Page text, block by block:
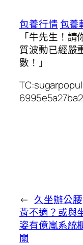
包養行情包養
「牛先生！請
質波動已經嚴
數！」
← 久坐辦公腰
背不適？或與
姿有億嵐系統
關